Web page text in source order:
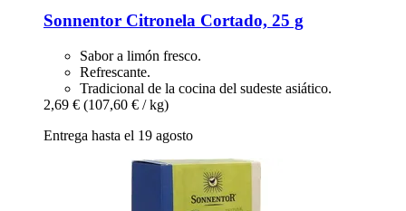
Sonnentor Citronela Cortado, 25 g
Sabor a limón fresco.
Refrescante.
Tradicional de la cocina del sudeste asiático.
2,69 € (107,60 € / kg)
Entrega hasta el 19 agosto